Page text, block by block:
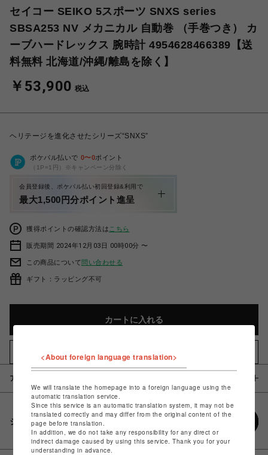
セイコー SEIKO 5スポーツ SNXS series
SBSA253 NV メカニカル 自動巻 （手巻つき） カ
ーブハードレックス 腕時計 4954628466389【送
料無料 北海道/沖縄/離島を除く】
￥53,900 税込
ヘリテージを進化させたシリーズ“SNXS”
ポケパル払いで 0〜0ポイント
（1P=1円）※キャンペーン分除く
会員登録後、ポケパル払い初回登録&利用で
最大1,500円分ポイント進呈
獲得ポイントの確認方法は こちら
販売期間 2024年12月03日 00時00分 〜
この商品について問い合わせる
ギフト：ラッピング不可
カートに入れる
アイテム説明 / 素材
シェアする
<About foreign language translation>
We will translate the homepage into a foreign language using the
automatic translation service.
Since this service is an automatic translation system, it may not be
translated correctly and may differ from the original content of the
page before translation.
In addition, we do not take any responsibility for any direct or
indirect damage caused by using this service. Thank you for your
understanding in advance.